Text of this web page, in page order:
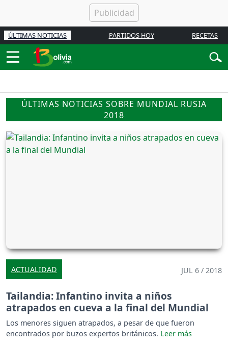
ÚLTIMAS NOTICIAS PARTIDOS HOY RECETAS
ÚLTIMAS NOTICIAS SOBRE MUNDIAL RUSIA
2018
ACTUALIDAD JUL 6 / 2018
Tailandia: Infantino invita a niños
atrapados en cueva a la final del Mundial
Los menores siguen atrapados, a pesar de que fueron
encontrados por buzos expertos británicos.